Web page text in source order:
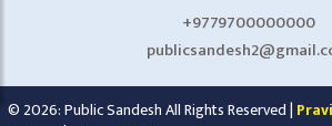
+9779700000000
© 2026: Public Sandesh All Rights Reserved |